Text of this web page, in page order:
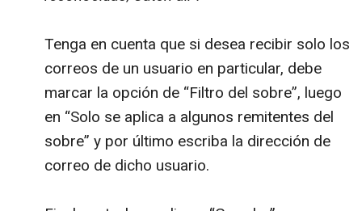
Tenga en cuenta que si desea recibir solo los
correos de un usuario en particular, debe
marcar la opción de “Filtro del sobre”, luego
en “Solo se aplica a algunos remitentes del
sobre” y por último escriba la dirección de
correo de dicho usuario.